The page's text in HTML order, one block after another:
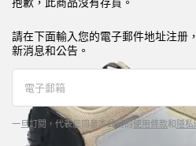
請在下面輸入您的電子郵件地址注册
新消息和公告。
一旦訂閱，代表您同意本公司的使用條款和隱